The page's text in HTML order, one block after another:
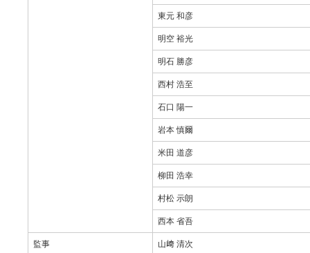
東元 和彦
明空 裕光
明石 勝彦
西村 浩至
石口 陽一
岩本 慎爾
米田 道彦
柳田 浩幸
村松 示朗
西本 省吾
監事 山﨑 清次